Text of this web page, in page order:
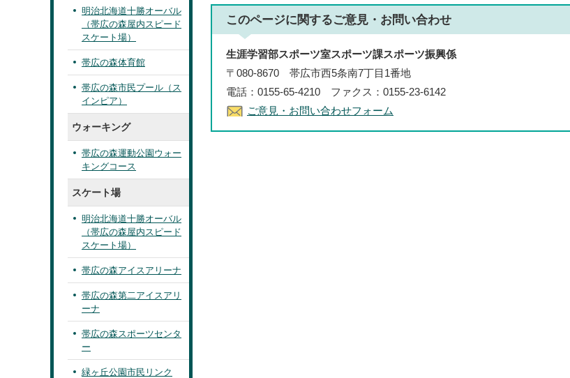
このページに関するご意見・お問い合わせ
生涯学習部スポーツ室スポーツ課スポーツ振興係
〒080-8670 帯広市西5条南7丁目1番地
電話：0155-65-4210 ファクス：0155-23-6142
ご意見・お問い合わせフォーム
明治北海道十勝オーバル
（帯広の森屋内スピード
スケート場）
帯広の森体育館
帯広の森市民プール（ス
インピア）
ウォーキング
帯広の森運動公園ウォー
キングコース
スケート場
明治北海道十勝オーバル
（帯広の森屋内スピード
スケート場）
帯広の森アイスアリーナ
帯広の森第二アイスアリ
ーナ
帯広の森スポーツセンタ
ー
緑ヶ丘公園市民リンク